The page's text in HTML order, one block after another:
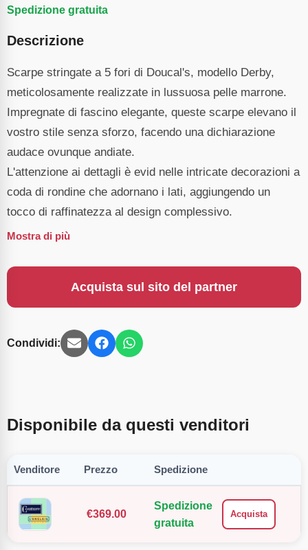
Spedizione gratuita
Descrizione
Scarpe stringate a 5 fori di Doucal's, modello Derby,
meticolosamente realizzate in lussuosa pelle marrone.
Impregnate di fascino elegante, queste scarpe elevano il
vostro stile senza sforzo, facendo una dichiarazione
audace ovunque andiate.
L'attenzione ai dettagli è evid nelle intricate decorazioni a
coda di rondine che adornano i lati, aggiungendo un
tocco di raffinatezza al design complessivo.
Mostra di più
Acquista sul sito del partner
Condividi:
Disponibile da questi venditori
Venditore Prezzo Spedizione
€369.00
Spedizione
gratuita
Acquista